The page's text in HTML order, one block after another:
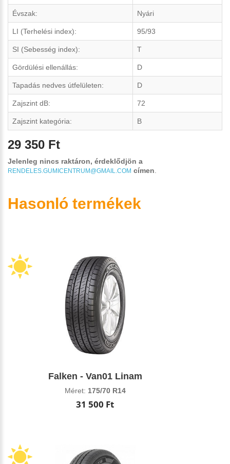
Évszak: Nyári
LI (Terhelési index): 95/93
SI (Sebesség index): T
Gördülési ellenállás: D
Tapadás nedves útfelületen: D
Zajszint dB: 72
Zajszint kategória: B
29 350 Ft
Jelenleg nincs raktáron, érdeklődjön a
RENDELES.GUMICENTRUM@GMAIL.COM címen
Hasonló termékek
Falken - Van01 Linam
Méret: 175/70 R14
31 500 Ft